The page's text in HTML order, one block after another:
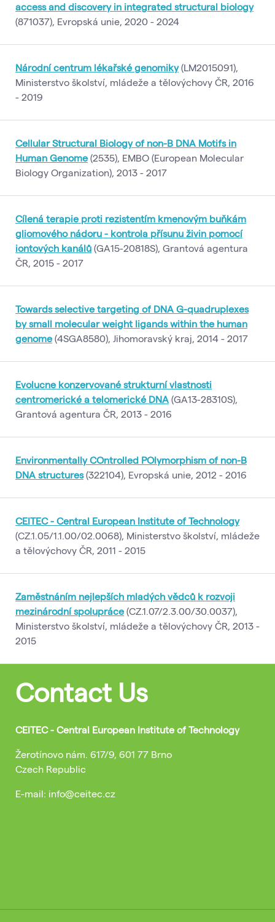
access and discovery in integrated structural biology
(871037), Evropská unie, 2020 - 2024
Národní centrum lékařské genomiky(LM2015091),
Ministerstvo školství, mládeže a tělovýchovy ČR, 2016
- 2019
Cellular Structural Biology of non-B DNA Motifs in
Human Genome (2535), EMBO (European Molecular
Biology Organization), 2013 - 2017
Cílená terapie proti rezistentím kmenovým buňkám
gliomového nádoru - kontrola přísunu živin pomocí
iontových kanálů (GA15-20818S), Grantová agentura
ČR, 2015 - 2017
Towards selective targeting of DNA G-quadruplexes
by small molecular weight ligands within the human
genome (4SGA8580), Jihomoravský kraj, 2014 - 2017
Evolucne konzervované strukturní vlastnosti
centromerické a telomerické DNA (GA13-28310S),
Grantová agentura ČR, 2013 - 2016
Environmentally COntrolled POlymorphism of non-B
DNA structures(322104), Evropská unie, 2012 - 2016
CEITEC - Central European Institute of Technology
(CZ.1.05/1.1.00/02.0068), Ministerstvo školství, mládeže
a tělovýchovy ČR, 2011 - 2015
Zaměstnáním nejlepších mladých vědců k rozvoji
mezinárodní spolupráce (CZ.1.07/2.3.00/30.0037),
Ministerstvo školství, mládeže a tělovýchovy ČR, 2013 -
2015
Contact Us
CEITEC - Central European Institute of Technology
Žerotínovo nám. 617/9, 601 77 Brno
Czech Republic
E-mail: info@ceitec.cz